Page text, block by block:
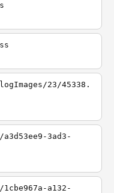
23/45338.
3ad3-
a132-